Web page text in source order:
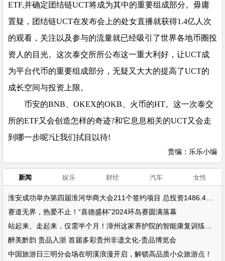
ETF,并确定团结链UCT将成为其中的重要组成部分。毋庸
置疑，团结链UCT在发布会上的处女直播就获得1.4亿人次
的观看，关注以及参与的流量就已经吸引了世界各地币圈投
资人的目光。这次泰交所所公布这一重大利好，让UCT成
为平台代币的重要组成部分，无疑又大大的提高了UCT的
成长空间与投资上限。
币安的BNB、OKEX的OKB、火币的HT。这一次泰交
所的ETF又会创造怎样的奇迹?和它息息相关的UCT又会走
到哪一步呢?让我们拭目以待!
责编：乐乐小编
新闻 娱乐 财经 汽车 女性
赛道无界，热爱不止！“喜德盛杯”2024环岛赛圆满落幕
醉美黔韵 贵品入浙 首届多彩贵州非遗文化-贵品博览会
中国旅游日三明分会场在明溪浪漫开启，解锁高品质小众旅游点！